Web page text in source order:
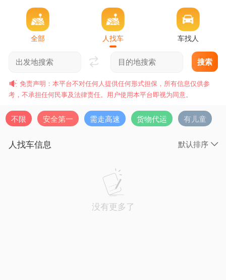
全部 人找车 车找人
搜索
免责声明：本平台不对任何人提供任何形式担保，所有信息仅供参
考，不承担任何民事及法律责任。用户使用本平台即视为同意。
不限 安全第一 需走高速 货物代运 有儿童
人找车信息 默认排序
没有更多了